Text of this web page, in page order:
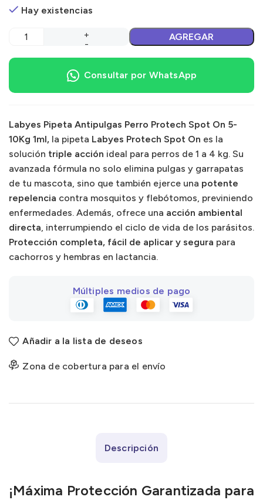
Hay existencias
AGREGAR
Consultar por WhatsApp
Labyes Pipeta Antipulgas Perro Protech Spot On 5-
10Kg 1ml, la pipeta Labyes Protech Spot On es la
solución triple acción ideal para perros de 1 a 4 kg. Su
avanzada fórmula no solo elimina pulgas y garrapatas
de tu mascota, sino que también ejerce una potente
repelencia contra mosquitos y flebótomos, previniendo
enfermedades. Además, ofrece una acción ambiental
directa, interrumpiendo el ciclo de vida de los parásitos.
Protección completa, fácil de aplicar y segura para
cachorros y hembras en lactancia.
Múltiples medios de pago
Añadir a la lista de deseos
Zona de cobertura para el envío
Descripción
¡Máxima Protección Garantizada para